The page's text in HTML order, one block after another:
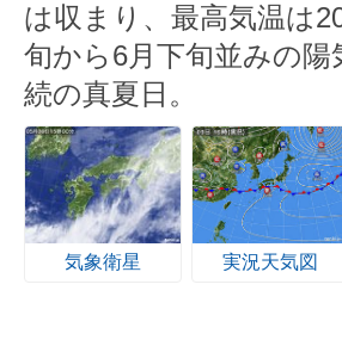
は収まり、最高気温は
旬から6月下旬並みの
続の真夏日。
気象衛星 実況天気図